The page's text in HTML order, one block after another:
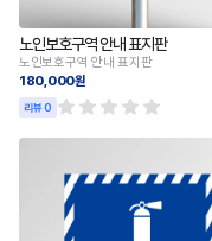
노인보호구역 안내 표지판
노인보호구역 안내 표지판
180,000원
리뷰 0